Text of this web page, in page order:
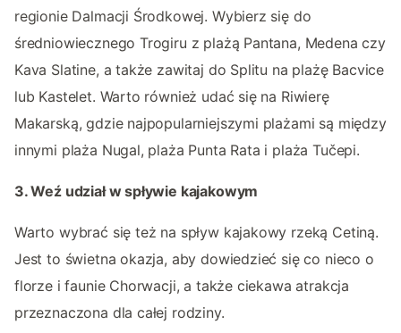
regionie Dalmacji Środkowej. Wybierz się do
średniowiecznego Trogiru z plażą Pantana, Medena czy
Kava Slatine, a także zawitaj do Splitu na plażę Bacvice
lub Kastelet. Warto również udać się na Riwierę
Makarską, gdzie najpopularniejszymi plażami są między
innymi plaża Nugal, plaża Punta Rata i plaża Tučepi.
3. Weź udział w spływie kajakowym
Warto wybrać się też na spływ kajakowy rzeką Cetiną.
Jest to świetna okazja, aby dowiedzieć się co nieco o
florze i faunie Chorwacji, a także ciekawa atrakcja
przeznaczona dla całej rodziny.